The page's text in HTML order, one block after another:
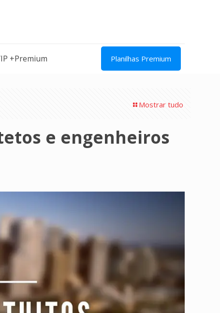
+Premium Planilhas Premium
Mostrar tudo
e engenheiros